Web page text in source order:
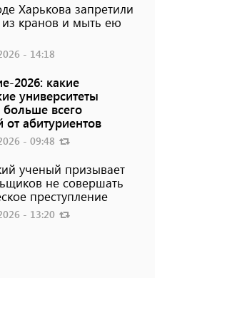
Харькова запретили
из кранов и мыть ею
- 14:18
2026: какие
университеты
всего
от абитуриентов
- 09:48
ученый призывает
не совершать
преступление
- 13:20